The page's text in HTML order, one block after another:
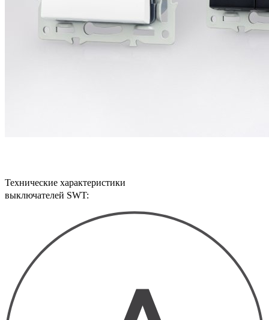
Технические характеристики
выключателей SWT: